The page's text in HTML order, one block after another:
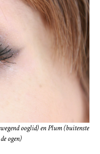
ooglid) en Plum (buitenste
ogen)